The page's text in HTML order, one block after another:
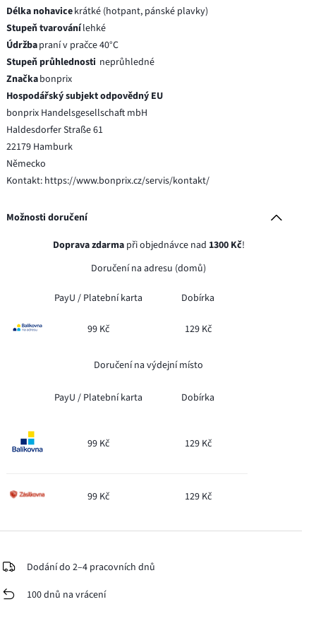
Délka nohavicekrátké (hotpant, pánské plavky)
Stupeň tvarovánílehké
Údržbapraní v pračce 40°C
Stupeň průhlednosti neprůhledné
Značkabonprix
Hospodářský subjekt odpovědný EU
bonprix Handelsgesellschaft mbH
Haldesdorfer Straße 61
22179 Hamburk
Německo
Kontakt: https://www.bonprix.cz/servis/kontakt/
Možnosti doručení
Doprava zdarmapři objednávce nad 1300 Kč!
Doručení na adresu (domů)
PayU / Platební karta Dobírka
99 Kč 129 Kč
Doručení na výdejní místo
PayU / Platební karta Dobírka
99 Kč 129 Kč
99 Kč 129 Kč
Dodání do 2–4 pracovních dnů
100 dnů na vrácení